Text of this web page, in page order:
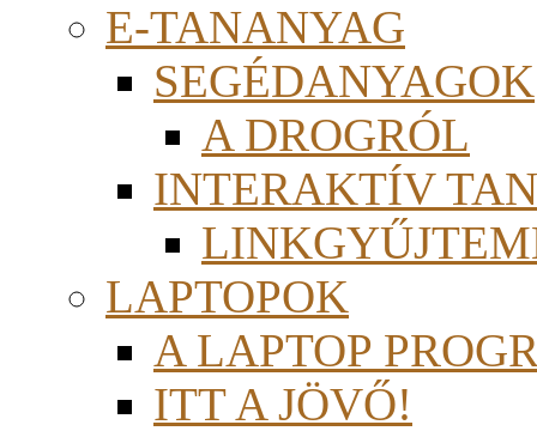
E-TANANYAG
SEGÉDANYAGOK
A DROGRÓL
INTERAKTÍV
LAPTOPOK
A LAPTOP
ITT A JÖVŐ!